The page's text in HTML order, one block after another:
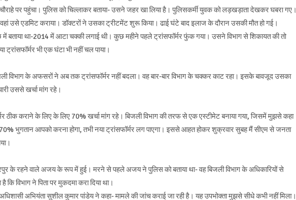
पर पहुंचा। पुलिस को चिल्लाकर बताया- उसने जहर खा लिया है। पुलिसकर्मी युवक को लड़खड़ाता देखकर घबरा गए।
उसे एडमिट कराया। डॉक्टरों ने उसका ट्रीटमेंट शुरू किया। ढाई घंटे बाद इलाज के दौरान उसकी मौत हो गई।
बताया था-2014 में आटा चक्की लगाई थी। कुछ महीने पहले ट्रांसफॉर्मर फुंक गया। उसने विभाग से शिकायत की तो
ट्रांसफॉर्मर भी एक घंटा भी नहीं चल पाया।
विभाग के अफसरों ने अब तक ट्रांसफॉर्मर नहीं बदला। वह बार-बार विभाग के चक्कर काट रहा। इसके बावजूद उसका
उससे खर्चा मांग रहे।
ठीक कराने के लिए के लिए 70% खर्चा मांग रहे। बिजली विभाग की तरफ से एक एस्टीमेट बनाया गया, जिसमें मुझसे कहा
भुगतान आपको करना होगा, तभी नया ट्रांसफॉर्मर लग पाएगा। इससे आहत होकर शुक्रवार सुबह मैं सीएम से जनता
के रहने वाले अजय के रूप में हुई। मरने से पहले अजय ने पुलिस को बताया था- वह बिजली विभाग के अधिकारियों से
विभाग ने पिता पर मुकदमा करा दिया था।
अभियंता सुशील कुमार पांडेय ने कहा- मामले की जांच कराई जा रही है। यह उपभोक्ता मुझसे सीधे कभी नहीं मिला।